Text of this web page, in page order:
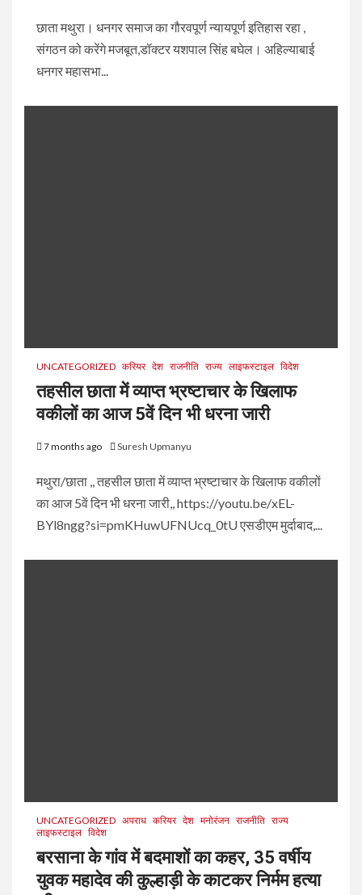
छाता मथुरा। धनगर समाज का गौरवपूर्ण न्यायपूर्ण इतिहास रहा ,
संगठन को करेंगे मजबूत,डॉक्टर यशपाल सिंह बघेल। अहिल्याबाई
धनगर महासभा...
UNCATEGORIZED करियर देश राजनीति राज्य लाइफस्टाइल विदेश
तहसील छाता में व्याप्त भ्रष्टाचार के खिलाफ
वकीलों का आज 5वें दिन भी धरना जारी
7 months ago Suresh Upmanyu
मथुरा/छाता ,, तहसील छाता में व्याप्त भ्रष्टाचार के खिलाफ वकीलों
का आज 5वें दिन भी धरना जारी,, https://youtu.be/xEL-
BYl8ngg?si=pmKHuwUFNUcq_0tU एसडीएम मुर्दाबाद,...
UNCATEGORIZED अपराध करियर देश मनोरंजन राजनीति राज्य
लाइफस्टाइल विदेश
बरसाना के गांव में बदमाशों का कहर, 35 वर्षीय
युवक महादेव की कुल्हाड़ी के काटकर निर्मम हत्या